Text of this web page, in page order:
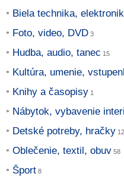
Biela technika,
Foto, video, DVD
Hudba, audio, tanec
Kultúra, umenie,
Knihy a časopisy
Nábytok, vybavenie
Detské potreby, hračky
Oblečenie, textil, obuv
Šport